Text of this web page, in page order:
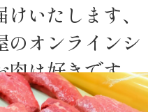
いたします、
のオンラインシ
肉は好きです